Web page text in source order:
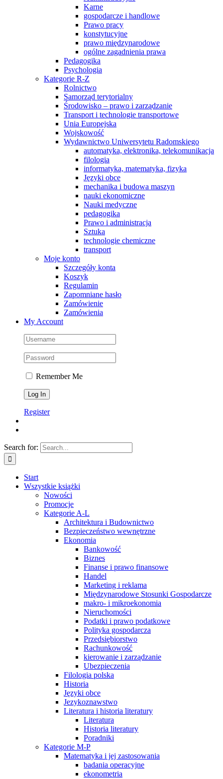
Karne
gospodarcze i handlowe
Prawo pracy
konstytucyjne
prawo międzynarodowe
ogólne zagadnienia prawa
Pedagogika
Psychologia
Kategorie R-Z
Rolnictwo
Samorząd terytorialny
Środowisko – prawo i zarządzanie
Transport i technologie transportowe
Unia Europejska
Wojskowość
Wydawnictwo Uniwersytetu Radomskiego
automatyka, elektronika, telekomunikacja
filologia
informatyka, matematyka, fizyka
Języki obce
mechanika i budowa maszyn
nauki ekonomiczne
Nauki medyczne
pedagogika
Prawo i administracja
Sztuka
technologie chemiczne
transport
Moje konto
Szczegóły konta
Koszyk
Regulamin
Zapomniane hasło
Zamówienie
Zamówienia
My Account
Remember Me
Register
Search for:
Start
Wszystkie książki
Nowości
Promocje
Kategorie A-L
Architektura i Budownictwo
Bezpieczeństwo wewnętrzne
Ekonomia
Bankowość
Biznes
Finanse i prawo finansowe
Handel
Marketing i reklama
Międzynarodowe Stosunki Gospodarcze
makro- i mikroekonomia
Nieruchomości
Podatki i prawo podatkowe
Polityka gospodarcza
Przedsiębiorstwo
Rachunkowość
kierowanie i zarządzanie
Ubezpieczenia
Filologia polska
Historia
Języki obce
Jezykoznawstwo
Literatura i historia literatury
Literatura
Historia literatury
Poradniki
Kategorie M-P
Matematyka i jej zastosowania
badania operacyjne
ekonometria